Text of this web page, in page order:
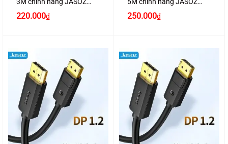
Giá
220.000₫Giá
hiện
Giá
250.000₫Giá
hiện